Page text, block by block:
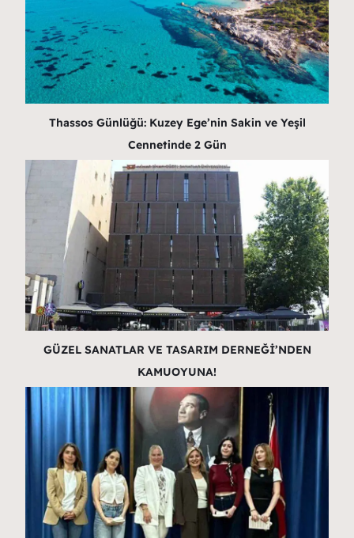
Thassos Günlüğü: Kuzey Ege’nin Sakin ve Yeşil
Cennetinde 2 Gün
GÜZEL SANATLAR VE TASARIM DERNEĞİ’NDEN
KAMUOYUNA!